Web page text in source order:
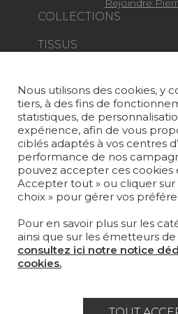
COLLECTIONS
TISSUS
TAPIS ET MOQUETTES
MOBILIER
PROJETS
SUR-MESURE
MAGAZINE
LA MAISON
OÙ NOUS TROUVER ?
Rejoindre
Nous utilisons des cookies, y
tiers, à des fins de
statistiques, de
expérience, afin de vous
ciblés adaptés à vos centres
performance de nos
pouvez accepter ces cookies
Accepter tout » ou cliquer sur
choix » pour gérer vos
Pour en savoir plus sur les
ainsi que sur les émetteurs
consultez ici notre notice
cookies.